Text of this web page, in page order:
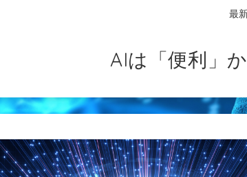
最
AIは「便利」